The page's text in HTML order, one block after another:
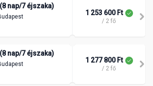
nap/7 éjszaka)
1 253 600 Ft
/ 2 fő
nap/7 éjszaka)
1 277 800 Ft
/ 2 fő